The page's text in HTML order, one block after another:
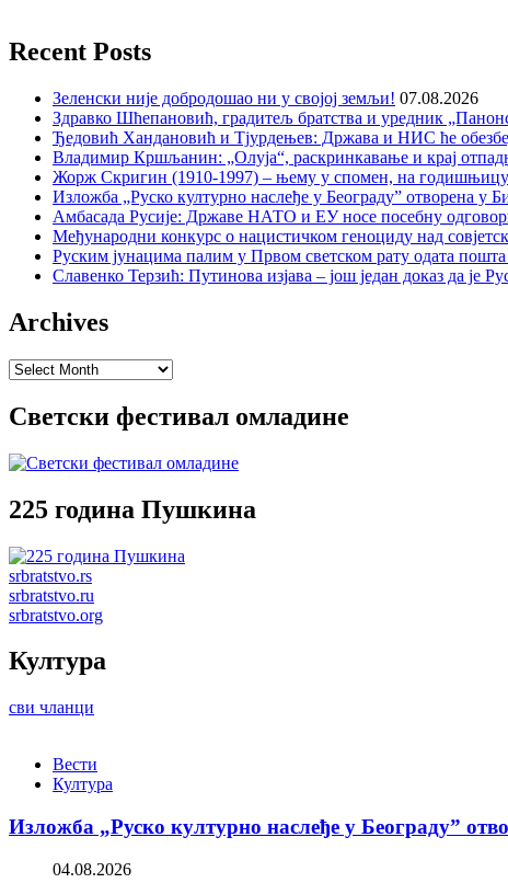
Recent Posts
Зеленски није добродошао ни у својој земљи! 07.08.2026
Здравко Шћепановић, градитељ братства и уредник
Ђедовић Хандановић и Тјурдењев: Држава и НИС ће
Владимир Кршљанин: „Олуја“, раскринкавање и крај
Жорж Скригин (1910-1997) – њему у спомен, на
Изложба „Руско културно наслеђе у Београду” отворена у
Амбасада Русије: Државе НАТО и ЕУ носе посебну
Међународни конкурс о нацистичком геноциду над
Руским јунацима палим у Првом светском рату одата пошта
Славенко Терзић: Путинова изјава – још један доказ да је
Archives
Archives
Светски фестивал омладине
225 година Пушкина
srbratstvo.rs
srbratstvo.ru
srbratstvo.org
Култура
сви чланци
Вести
Култура
Изложба „Руско културно наслеђе у Београду”
04.08.2026